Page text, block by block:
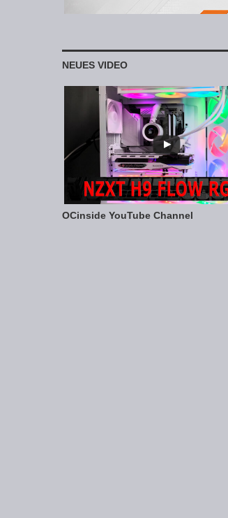
NEUES VIDEO
OCinside YouTube Channel